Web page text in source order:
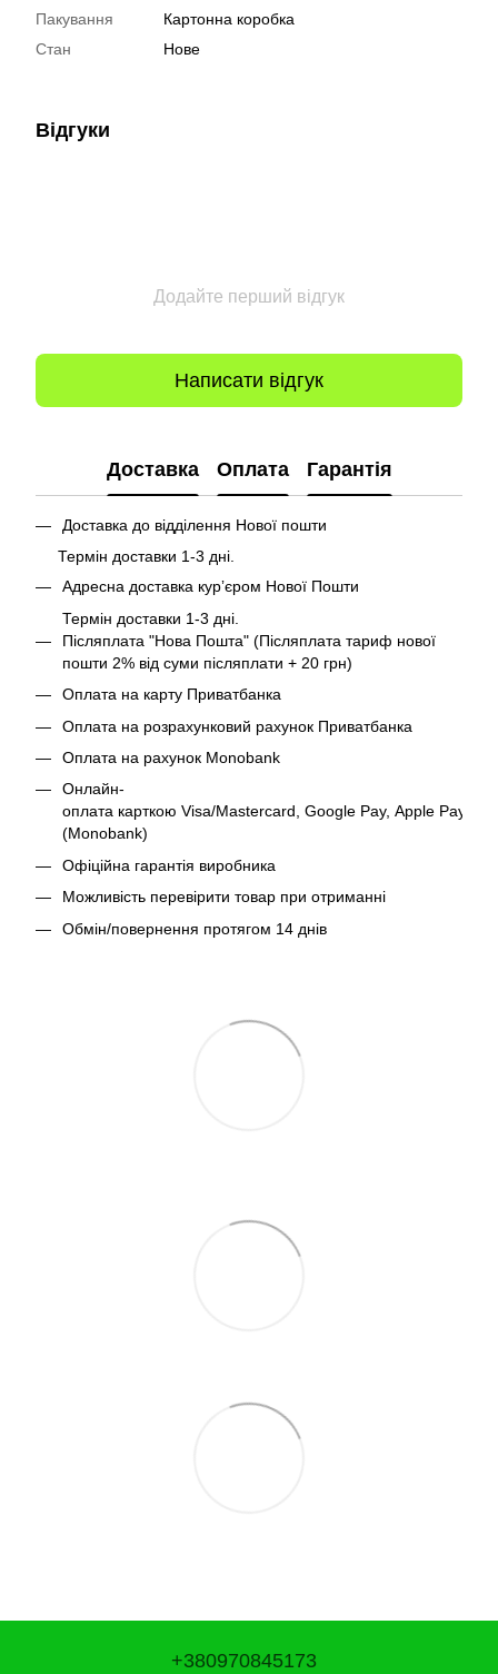
Пакування
Картонна коробка
Стан
Нове
Відгуки
Додайте перший відгук
Написати відгук
Доставка Оплата Гарантія
Доставка до відділення Нової пошти
Термін доставки 1-3 дні.
Адресна доставка курʼєром Нової Пошти
Термін доставки 1-3 дні.
Післяплата "Нова Пошта" (Післяплата тариф нової
пошти 2% від суми післяплати + 20 грн)
Оплата на карту Приватбанка
Оплата на розрахунковий рахунок Приватбанка
Оплата на рахунок Monobank
Онлайн-
оплата карткою Visa/Mastercard, Google Pay, Apple Pay
(Monobank)
Офіційна гарантія виробника
Можливість перевірити товар при отриманні
Обмін/повернення протягом 14 днів
+380970845173